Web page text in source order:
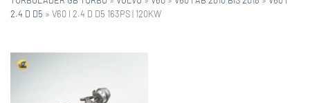
2.4 D D5 » V60 I 2.4 D D5 163PS | 120KW